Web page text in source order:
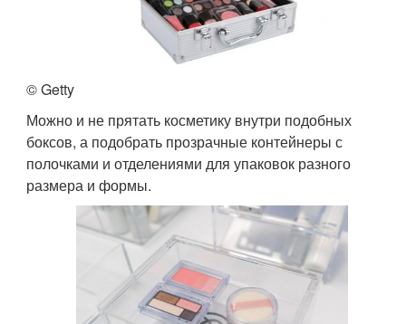
© Getty
Можно и не прятать косметику внутри подобных
боксов, а подобрать прозрачные контейнеры с
полочками и отделениями для упаковок разного
размера и формы.